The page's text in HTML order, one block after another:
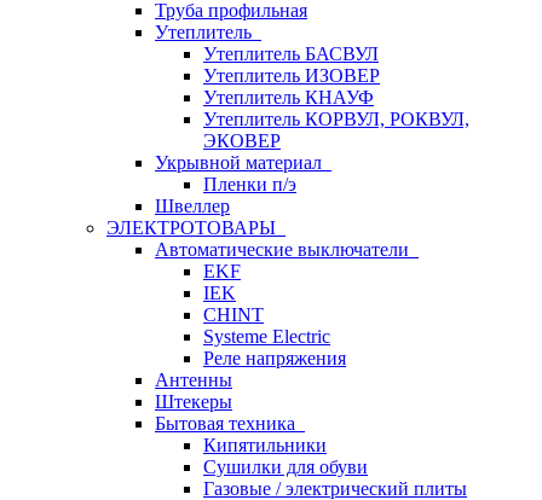
Труба профильная
Утеплитель
Утеплитель БАСВУЛ
Утеплитель ИЗОВЕР
Утеплитель КНАУФ
Утеплитель КОРВУЛ, РОКВУЛ,
ЭКОВЕР
Укрывной материал
Пленки п/э
Швеллер
ЭЛЕКТРОТОВАРЫ
Автоматические выключатели
EKF
IEK
CHINT
Systeme Electric
Реле напряжения
Антенны
Штекеры
Бытовая техника
Кипятильники
Сушилки для обуви
Газовые / электрический плиты